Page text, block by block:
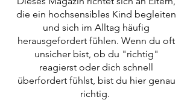
die ein hochsensibles Kind begleiten
und sich im Alltag häufig
herausgefordert fühlen. Wenn du oft
unsicher bist, ob du "richtig"
reagierst oder dich schnell
überfordert fühlst, bist du hier genau
richtig.